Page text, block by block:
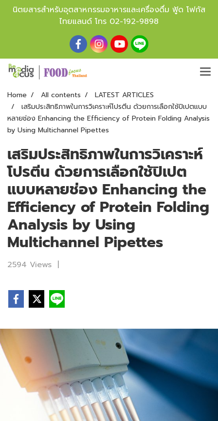
นิตยสารสำหรับอุตสาหกรรมอาหารและเครื่องดื่ม ฟู้ด โฟกัส
ไทยแลนด์ โทร 02-192-9898
Home All contents
LATEST ARTICLES
เสริมประสิทธิภาพในการวิเคราะห์โปรตีน ด้วยการเลือกใช้ปิเปตแบบ
หลายช่อง Enhancing the Efficiency of Protein Folding Analysis
by Using Multichannel Pipettes
เสริมประสิทธิภาพในการวิเคราะห์
โปรตีน ด้วยการเลือกใช้ปิเปต
แบบหลายช่อง Enhancing the
Efficiency of Protein Folding
Analysis by Using
Multichannel Pipettes
2594 Views |